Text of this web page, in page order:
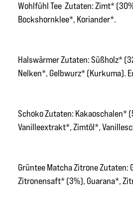
Wohlfühl Tee Zutaten: Zimt*
Bockshornklee*, Koriander*.
Halswärmer Zutaten: Süßholz*
Nelken*, Gelbwurz* (Kurkuma).
Schoko Zutaten: Kakaoschalen*
Vanilleextrakt*, Zimtöl*,
Grüntee Matcha Zitrone
Zitronensaft* (3%), Guarana*,